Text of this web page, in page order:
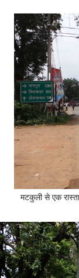
मटकुली से एक